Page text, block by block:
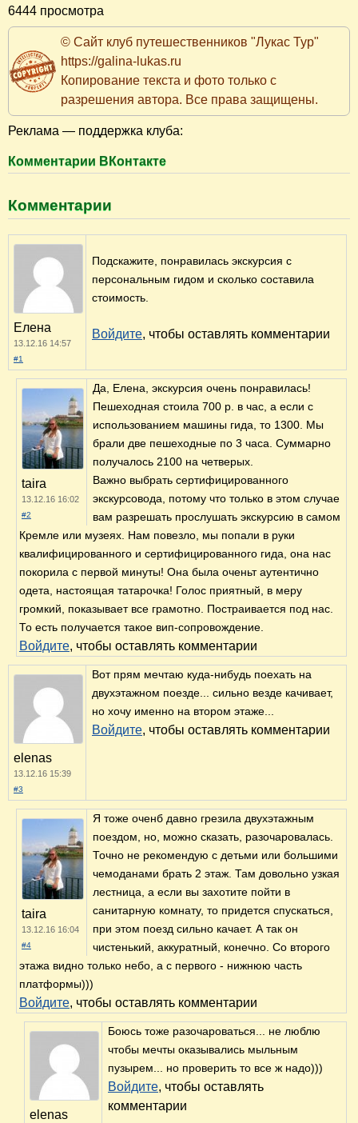
6444 просмотра
© Сайт клуб путешественников "Лукас Тур"
https://galina-lukas.ru
Копирование текста и фото только с
разрешения автора. Все права защищены.
Реклама — поддержка клуба:
Комментарии ВКонтакте
Комментарии
Елена
13.12.16 14:57
#1
Подскажите, понравилась экскурсия с
персональным гидом и сколько составила
стоимость.
Войдите, чтобы оставлять комментарии
taira
13.12.16 16:02
#2
Да, Елена, экскурсия очень понравилась!
Пешеходная стоила 700 р. в час, а если с
использованием машины гида, то 1300. Мы
брали две пешеходные по 3 часа. Суммарно
получалось 2100 на четверых.
Важно выбрать сертифицированного
экскурсовода, потому что только в этом случае
вам разрешать прослушать экскурсию в самом
Кремле или музеях. Нам повезло, мы попали в руки
квалифицированного и сертифицированного гида, она нас
покорила с первой минуты! Она была оченьт аутентично
одета, настоящая татарочка! Голос приятный, в меру
громкий, показывает все грамотно. Постраивается под нас.
То есть получается такое вип-сопровождение.
Войдите, чтобы оставлять комментарии
elenas
13.12.16 15:39
#3
Вот прям мечтаю куда-нибудь поехать на
двухэтажном поезде... сильно везде качивает,
но хочу именно на втором этаже...
Войдите, чтобы оставлять комментарии
taira
13.12.16 16:04
#4
Я тоже оченб давно грезила двухэтажным
поездом, но, можно сказать, разочаровалась.
Точно не рекомендую с детьми или большими
чемоданами брать 2 этаж. Там довольно узкая
лестница, а если вы захотите пойти в
санитарную комнату, то придется спускаться,
при этом поезд сильно качает. А так он
чистенький, аккуратный, конечно. Со второго
этажа видно только небо, а с первого - нижнюю часть
платформы)))
Войдите, чтобы оставлять комментарии
elenas
Боюсь тоже разочароваться... не люблю
чтобы мечты оказывались мыльным
пузырем... но проверить то все ж надо)))
Войдите, чтобы оставлять
комментарии